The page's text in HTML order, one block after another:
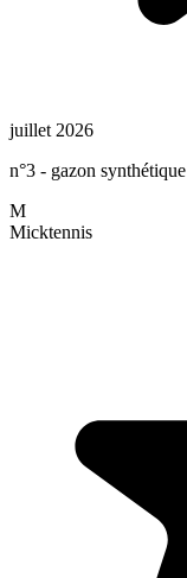
juillet 2026
n°3 - gazon synthétique
M
Micktennis